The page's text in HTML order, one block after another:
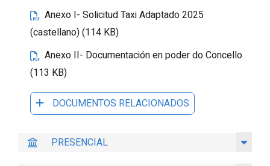
Anexo I- Solicitud Taxi Adaptado 2025
(castellano) (114 KB)
Anexo II- Documentación en poder do Concello
(113 KB)
DOCUMENTOS RELACIONADOS
PRESENCIAL